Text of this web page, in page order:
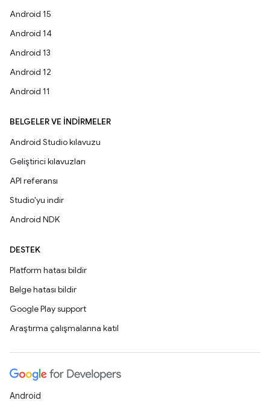
Android 15
Android 14
Android 13
Android 12
Android 11
BELGELER VE İNDIRMELER
Android Studio kılavuzu
Geliştirici kılavuzları
API referansı
Studio'yu indir
Android NDK
DESTEK
Platform hatası bildir
Belge hatası bildir
Google Play support
Araştırma çalışmalarına katıl
Android